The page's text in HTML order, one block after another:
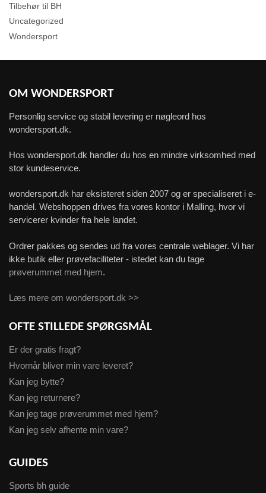
Tilbehør til BH
Uncategorized
Wondersport
OM WONDERSPORT
Personlig service og stabil levering er nøgleord hos
wondersport.dk.
Hos wondersport.dk handler du hos en mindre virksomhed med
stor kundeservice.
wondersport.dk har eksisteret siden 2007 og er specialiseret i e-
handel. Webshoppen drives fra vores kontor i Malling, hvor vi
servicerer kvinder fra hele landet.
Ordrer pakkes og sendes ud fra vores centrale weblager. Vi har
ikke butik eller prøvefaciliteter - istedet kan du tage
prøverummet med hjem.
Læs mere om wondersport.dk >>
OFTE STILLEDE SPØRGSMÅL
Er der gratis fragt?
Hvornår bliver min vare leveret?
Kan jeg bytte?
Kan jeg returnere?
Kan jeg tage prøverummet med hjem?
Kan jeg selv afhente min vare?
GUIDES
Sports bh guide